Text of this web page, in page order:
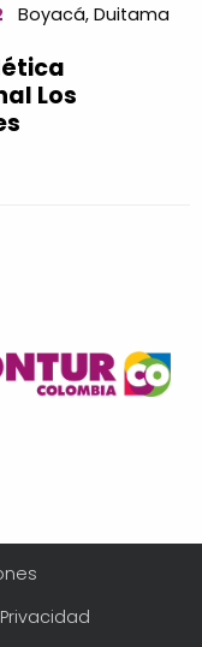
Boyacá, Duitama
Los